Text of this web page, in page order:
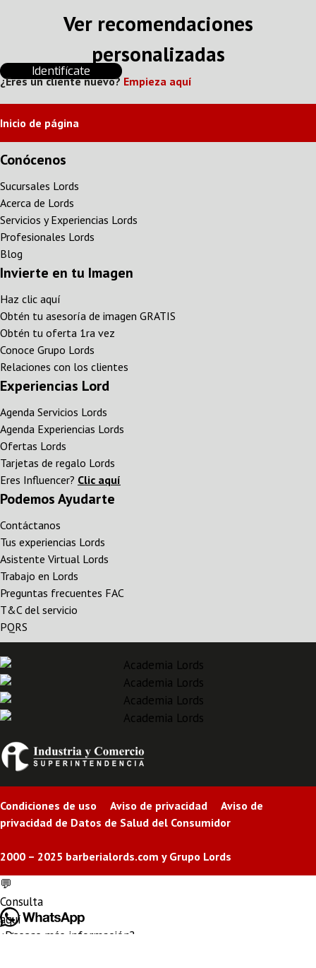
Ver recomendaciones
personalizadas
Identifícate
¿Eres un cliente nuevo? Empieza aquí
Inicio de página
Conócenos
Sucursales Lords
Acerca de Lords
Servicios y Experiencias Lords
Profesionales Lords
Blog
Invierte en tu Imagen
Haz clic aquí
Obtén tu asesoría de imagen GRATIS
Obtén tu oferta 1ra vez
Conoce Grupo Lords
Relaciones con los clientes
Experiencias Lord
Agenda Servicios Lords
Agenda Experiencias Lords
Ofertas Lords
Tarjetas de regalo Lords
Eres Influencer? Clic aquí
Podemos Ayudarte
Contáctanos
Tus experiencias Lords
Asistente Virtual Lords
Trabajo en Lords
Preguntas frecuentes FAC
T&C del servicio
PQRS
Condiciones de uso Aviso de privacidad Aviso de
privacidad de Datos de Salud del Consumidor
2000 – 2025 barberialords.com y Grupo Lords
💬
Consulta
aquí
más
¿Deseas más información?